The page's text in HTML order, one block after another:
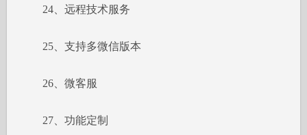
24、远程技术服务
25、支持多微信版本
26、微客服
27、功能定制